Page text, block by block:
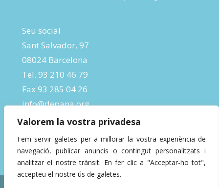
Valorem la vostra privadesa
Fem servir galetes per a millorar la vostra experiència de
navegació, publicar anuncis o contingut personalitzats i
analitzar el nostre trànsit. En fer clic a "Acceptar-ho tot",
accepteu el nostre ús de galetes.
Seu social
Sant Salvador, 97
08024 Barcelona
Tel. 93 210 46 79
Fax 93 285 04 26
info@depana.org